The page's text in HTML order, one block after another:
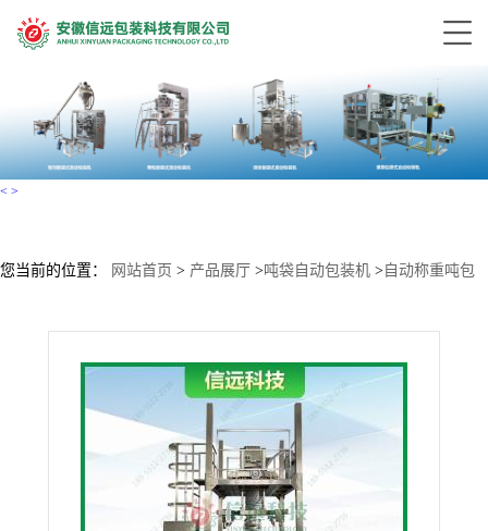
< >
您当前的位置： 网站首页 > 产品展厅 >吨袋自动包装机 > 自动称重吨包